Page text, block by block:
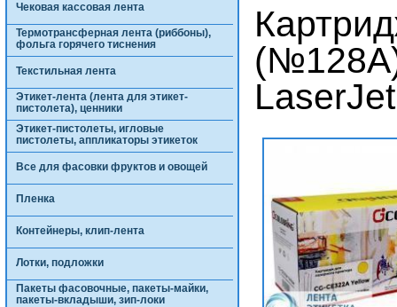
Чековая кассовая лента
Термотрансферная лента (риббоны),
фольга горячего тиснения
Текстильная лента
Этикет-лента (лента для этикет-
пистолета), ценники
Этикет-пистолеты, игловые
пистолеты, аппликаторы этикеток
Все для фасовки фруктов и овощей
Пленка
Контейнеры, клип-лента
Лотки, подложки
Пакеты фасовочные, пакеты-майки,
пакеты-вкладыши, зип-локи